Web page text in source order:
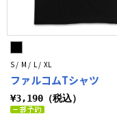
S / M / L / XL
ファルコムTシャツ
¥3,190（税込）